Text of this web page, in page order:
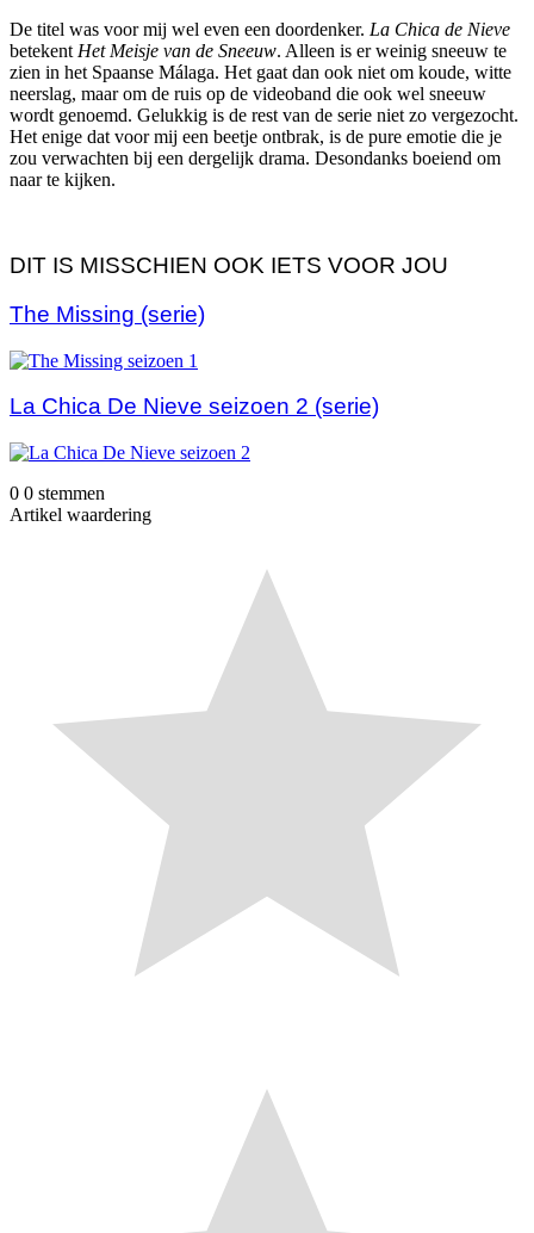
De titel was voor mij wel even een doordenker. La Chica de Nieve
betekent Het Meisje van de Sneeuw. Alleen is er weinig sneeuw te
zien in het Spaanse Málaga. Het gaat dan ook niet om koude, witte
neerslag, maar om de ruis op de videoband die ook wel sneeuw
wordt genoemd. Gelukkig is de rest van de serie niet zo vergezocht.
Het enige dat voor mij een beetje ontbrak, is de pure emotie die je
zou verwachten bij een dergelijk drama. Desondanks boeiend om
naar te kijken.
DIT IS MISSCHIEN OOK IETS VOOR JOU
The Missing (serie)
La Chica De Nieve seizoen 2 (serie)
0 0 stemmen
Artikel waardering